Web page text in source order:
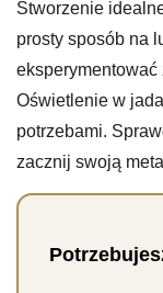
Stworzenie
prosty sposób na
Oświetlenie w
potrzebami.
zacznij swoją